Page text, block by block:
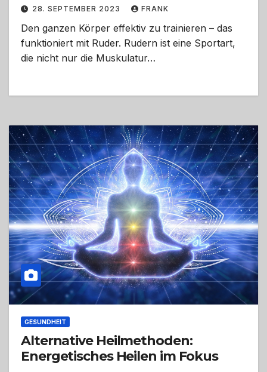
28. SEPTEMBER 2023 FRANK
Den ganzen Körper effektiv zu trainieren – das
funktioniert mit Ruder. Rudern ist eine Sportart,
die nicht nur die Muskulatur…
GESUNDHEIT
Alternative Heilmethoden:
Energetisches Heilen im Fokus